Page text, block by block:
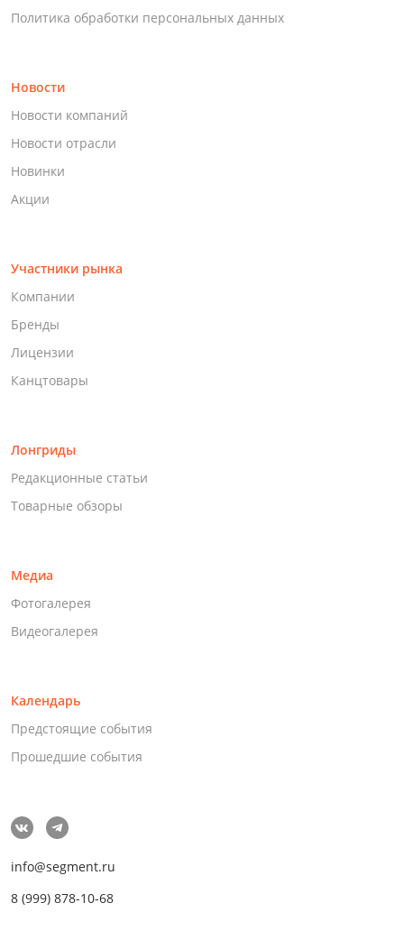
Политика обработки персональных данных
Новости
Новости компаний
Новости отрасли
Новинки
Акции
Участники рынка
Компании
Бренды
Лицензии
Канцтовары
Лонгриды
Редакционные статьи
Товарные обзоры
Медиа
Фотогалерея
Видеогалерея
Календарь
Предстоящие события
Прошедшие события
info@segment.ru
8 (999) 878-10-68